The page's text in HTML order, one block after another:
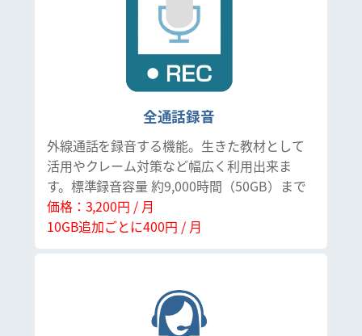
全通話録音
外線通話を録音する機能。生きた教材として
活用やクレーム対策など幅広く利用出来ま
す。標準録音容量 約9,000時間（50GB）まで
価格：3,200円 / 月
10GB追加ごとに400円 / 月